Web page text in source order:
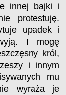
innej bajki i
protestuję.
upadek i
I mogę
król,
i innym
mu
wyraża je